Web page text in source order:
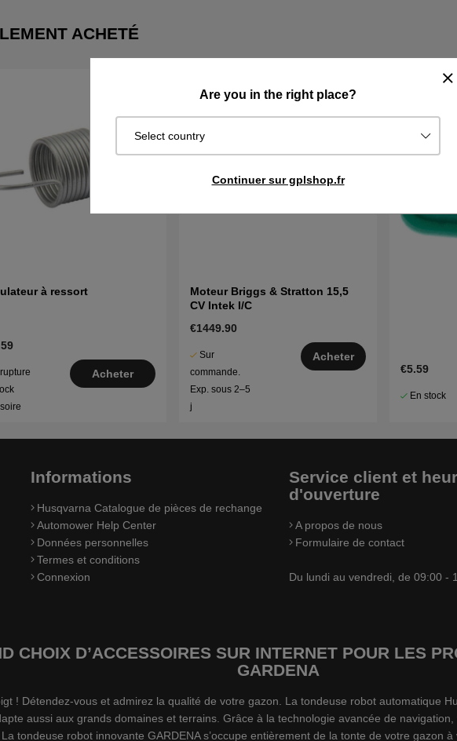
Are you in the right place?
Select country
Continuer sur gplshop.fr
ACHETÉ
à ressort
Acheter
Moteur Briggs & Stratton 15,5
CV Intek I/C
€1449.90
Sur
commande.
Exp. sous 2–5
j
Acheter
€5.59
En stock
Informations
Husqvarna Catalogue de pièces de rechange
Automower Help Center
Données personnelles
Termes et conditions
Connexion
Service client et
d'ouverture
A propos de nous
Formulaire de contact
Du lundi au vendredi, de 09:00 -
CHOIX D’ACCESSOIRES SUR INTERNET POUR LES
GARDENA
! Détendez-vous et admirez la qualité de votre gazon. La tondeuse robot automatique
aussi aux grands domaines et terrains. Grâce à la technologie avancée de
tondeuse robot innovante GARDENA s’occupe entièrement de la tonte de votre gazon